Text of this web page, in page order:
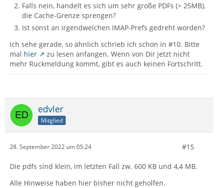
Falls nein, handelt es sich um sehr große PDFs (> 25MB),
die Cache-Grenze sprengen?
Ist sonst an irgendwelchen IMAP-Prefs gedreht worden?
Ich sehe gerade, so ähnlich schrieb ich schon in #10. Bitte
mal hier
zu lesen anfangen. Wenn von Dir jetzt nicht
mehr Rückmeldung kommt, gibt es auch keinen Fortschritt.
edvler
Mitglied
28. September 2022 um 05:24 #15
Die pdfs sind klein, im letzten Fall zw. 600 KB und 4,4 MB.
Alle Hinweise haben hier bisher nicht geholfen.